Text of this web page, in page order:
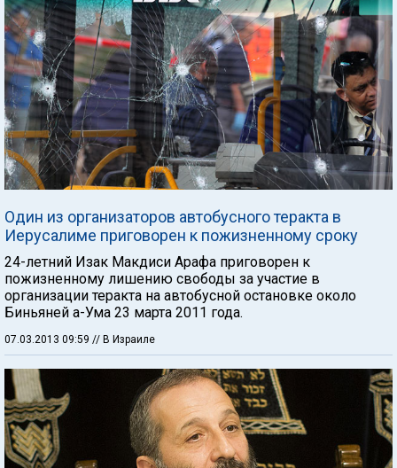
Один из организаторов автобусного теракта в
Иерусалиме приговорен к пожизненному сроку
24-летний Изак Макдиси Арафа приговорен к
пожизненному лишению свободы за участие в
организации теракта на автобусной остановке около
Биньяней а-Ума 23 марта 2011 года.
07.03.2013 09:59 // В Израиле